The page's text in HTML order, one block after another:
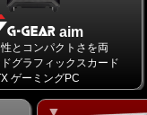
aim
とコンパクトさを両
グラフィックスカード
ゲーミングPC